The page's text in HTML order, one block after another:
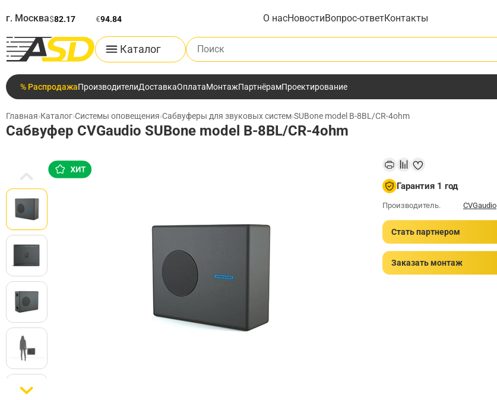
г. Москва$82.17 €94.84 О насНовостиВопрос-ответКонтакты
Каталог
Поиск по каталогу
% РаспродажаПроизводителиДоставкаОплатаМонтажПартнёрамПроектирование
Главная›Каталог›Системы оповещения›Сабвуферы для звуковых систем›SUBone model B-8BL/CR-4ohm
Сабвуфер CVGaudio SUBone model B-8BL/CR-4ohm
Гарантия 1 год
Производитель. CVGaudio
Стать партнером
Заказать монтаж